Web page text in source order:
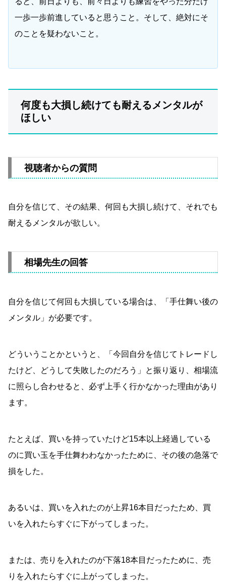
一歩一歩前進していると思うこと。そして、絶対にそ
のことを疑わないこと。
何度も大損し続けても耐えるメンタルが
ほしい
視聴者からの質問
自分を信じて、その結果、何回も大損し続けて、それでも
耐えるメンタルが欲しい。
相場先生の回答
自分を信じて何回も大損している場合は、「手仕舞い後の
メンタル」が必要です。
どういうことかというと、「今回自分を信じてトレードし
たけど、どうして失敗したのだろう」と振り返り、相場流
に照らし合わせると、必ず上手く行かなかった理由があり
ます。
たとえば、買いを持っていたけど15本以上経過している
のに買い玉を手仕舞わわなかったために、その後の急落で
損をした。
あるいは、買いを入れたのが上昇16本目だったため、買
いを入れたらすぐに下がってしまった。
または、売りを入れたのが下落18本目だったために、売
りを入れたらすぐに上がってしまった。